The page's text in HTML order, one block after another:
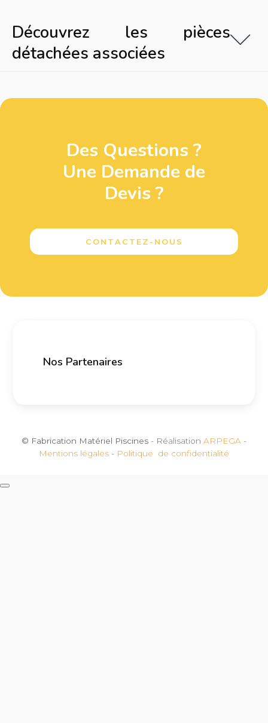
Découvrez les pièces
détachées associées
Des Questions ?
Une Demande de
Devis ?
CONTACTEZ-NOUS
Nos Partenaires
© Fabrication Matériel Piscines - Réalisation ARPEGA -
Mentions légales - Politique de confidentialité